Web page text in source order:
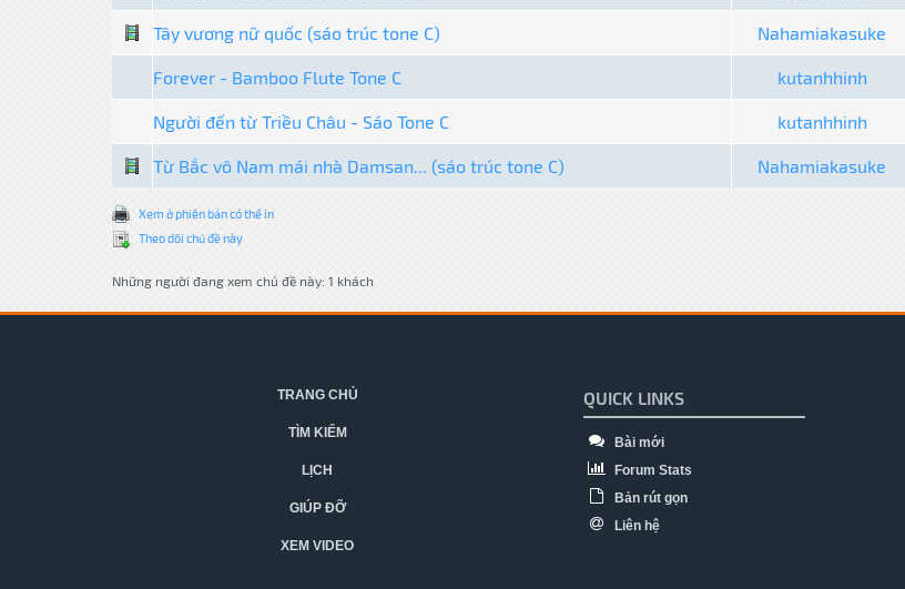
Tây vương nữ quốc (sáo trúc tone C) Nahamiakasuke
Forever - Bamboo Flute Tone C kutanhhinh
Người đến từ Triều Châu - Sáo Tone C kutanhhinh
Từ Bắc vô Nam mái nhà Damsan... (sáo trúc tone C) Nahamiakasuke
Xem ở phiên bản có thể in
Theo dõi chủ đề này
Những người đang xem chủ đề này: 1 khách
TRANG CHỦ
TÌM KIẾM
LỊCH
GIÚP ĐỠ
XEM VIDEO
QUICK LINKS
Bài mới
Forum Stats
Bản rút gọn
Liên hệ